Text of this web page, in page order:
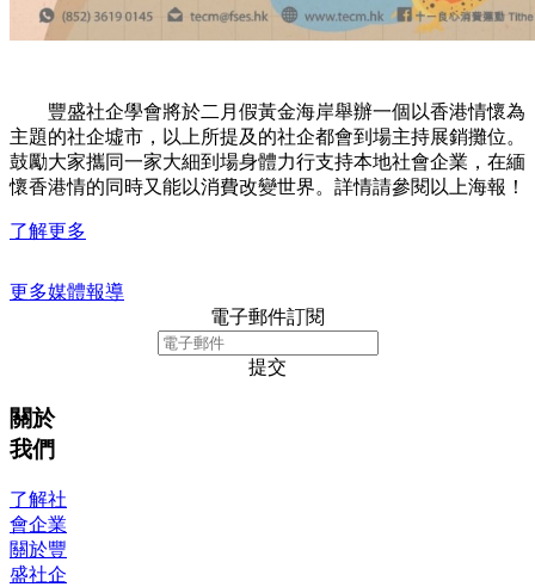
豐盛社企學會將於二月假黃金海岸舉辦一個以香港情懷為
主題的社企墟市，以上所提及的社企都會到場主持展銷攤位。
鼓勵大家攜同一家大細到場身體力行支持本地社會企業，在緬
懷香港情的同時又能以消費改變世界。詳情請參閱以上海報！
了解更多
更多媒體報導
電子郵件訂閱
提交
關於
我們
了解社
會企業
關於豐
盛社企